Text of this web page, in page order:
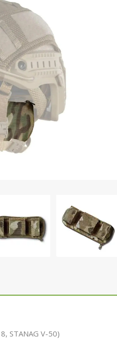
STANAG V-50)